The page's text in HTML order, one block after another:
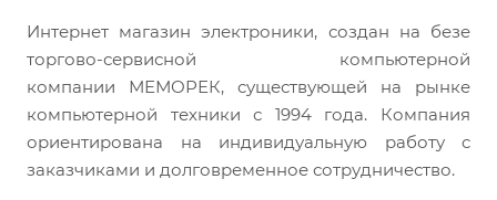
Интернет магазин электроники, создан на безе
торгово-сервисной компьютерной
компании МЕМОРЕК, существующей на рынке
компьютерной техники с 1994 года. Компания
ориентирована на индивидуальную работу с
заказчиками и долговременное сотрудничество.